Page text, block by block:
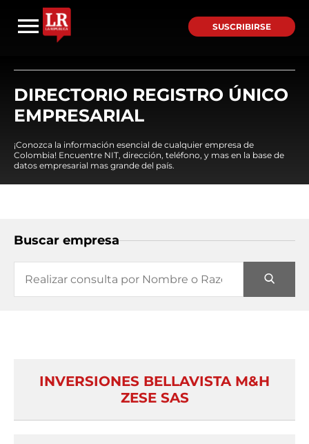
SUSCRIBIRSE
DIRECTORIO REGISTRO ÚNICO
EMPRESARIAL
¡Conozca la información esencial de cualquier empresa de
Colombia! Encuentre NIT, dirección, teléfono, y mas en la base de
datos empresarial mas grande del país.
Buscar empresa
INVERSIONES BELLAVISTA M&H
ZESE SAS